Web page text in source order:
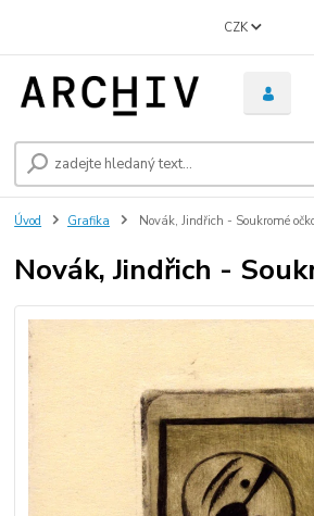
CZK
Úvod Grafika Novák, Jindřich - Soukromé
Novák, Jindřich -